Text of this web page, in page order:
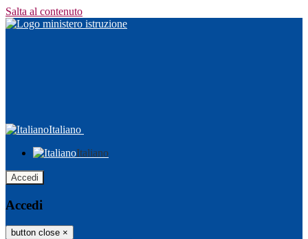
Salta al contenuto
Italiano
Italiano
Accedi
Accedi
button close ×